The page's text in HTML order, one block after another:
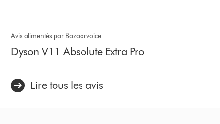
Avis alimentés par Bazaarvoice
Dyson V11 Absolute Extra Pro
Lire tous les avis